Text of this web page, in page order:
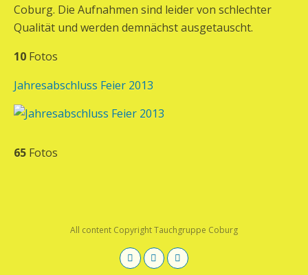
Coburg. Die Aufnahmen sind leider von schlechter
Qualität und werden demnächst ausgetauscht.
10 Fotos
Jahresabschluss Feier 2013
65 Fotos
All content Copyright Tauchgruppe Coburg